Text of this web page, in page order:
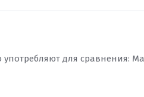
для сравнения: